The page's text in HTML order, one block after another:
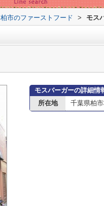
柏市のファーストフード > モス
モスバーガーの詳細情
所在地
千葉県柏